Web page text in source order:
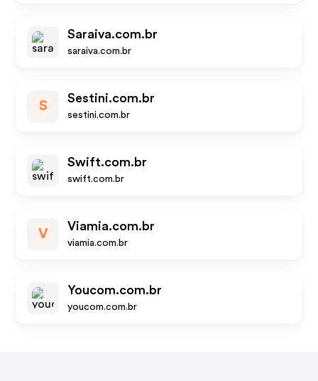
Saraiva.com.br
saraiva.com.br
S
Sestini.com.br
sestini.com.br
Swift.com.br
swift.com.br
V
Viamia.com.br
viamia.com.br
Youcom.com.br
youcom.com.br